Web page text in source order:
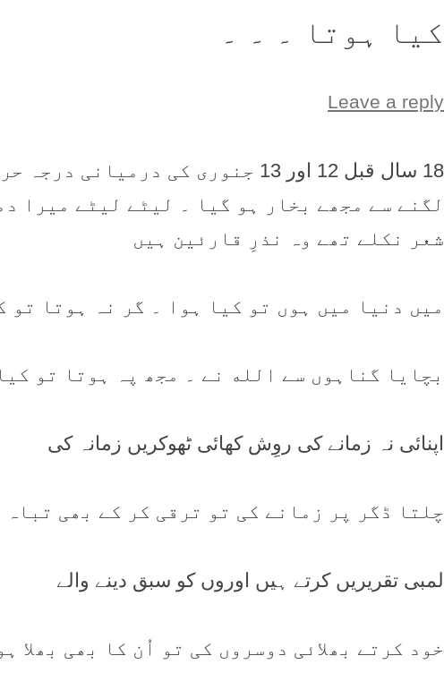
کيا ہوتا ۔ ۔ ۔
Leave a reply
18 سال قبل 12 اور 13 جنوری کی
لگنے سے مجھے بخار ہو گيا ۔ ليٹے ليٹے ميرا
شعر نکلے تھے وہ نذرِ قارئين ہيں
ميں دنيا ميں ہوں تو کيا ہوا ۔ گر نہ ہوتا تو
بچايا گناہوں سے الله نے ۔ مجھ پہ ہوتا تو
اپنائی نہ زمانے کی روِش کھائی ٹھوکريں زمانہ کی
چلتا ڈگر پر زمانے کی تو ترقی کر کے بھی تباہ
لمبی تقريريں کرتے ہيں اوروں کو سبق دينے والے
خود کرتے بھلائی دوسروں کی تو اُن کا بھی بھلا